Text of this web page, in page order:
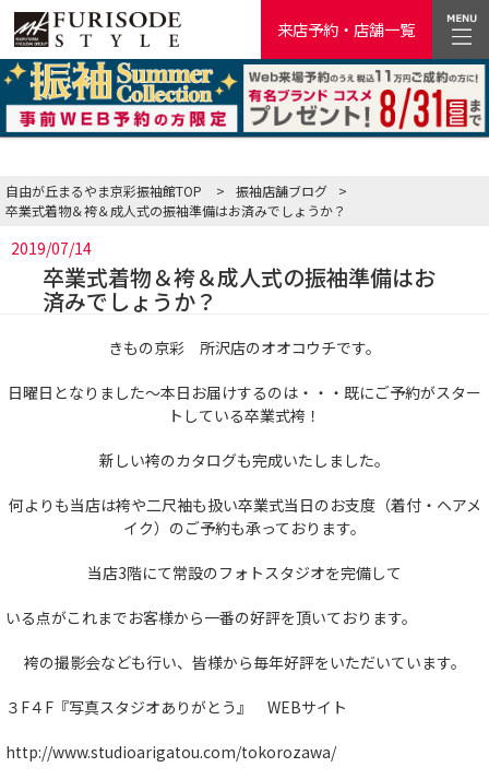
来店予約・店舗一覧
自由が丘まるやま京彩振袖館TOP > 振袖店舗ブログ
>
卒業式着物＆袴＆成人式の振袖準備はお済みでしょうか？
2019/07/14
卒業式着物＆袴＆成人式の振袖準備はお
済みでしょうか？
きもの京彩 所沢店のオオコウチです。
日曜日となりました～本日お届けするのは・・・既にご予約がスター
トしている卒業式袴！
新しい袴のカタログも完成いたしました。
何よりも当店は袴や二尺袖も扱い卒業式当日のお支度（着付・ヘアメ
イク）のご予約も承っております。
当店3階にて常設のフォトスタジオを完備して
いる点がこれまでお客様から一番の好評を頂いております。
袴の撮影会なども行い、皆様から毎年好評をいただいています。
３F４F『写真スタジオありがとう』 WEBサイト
http://www.studioarigatou.com/tokorozawa/